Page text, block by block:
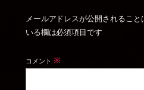
メールアドレスが公開されること
いる欄は必須項目です
コメント ※